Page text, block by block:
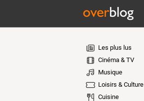
Les plus lus
Cinéma & TV
Musique
Loisirs & Culture
Cuisine